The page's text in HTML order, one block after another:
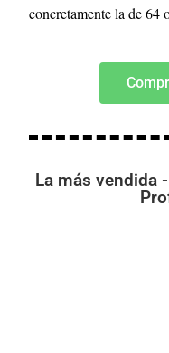
concretamente la de 64
La más vendida